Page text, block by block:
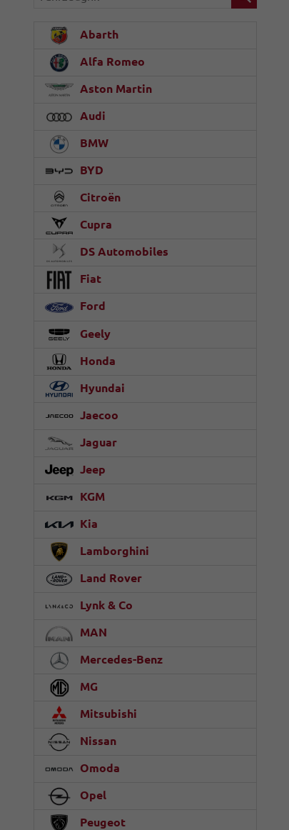
Abarth
Alfa Romeo
Aston Martin
Audi
BMW
BYD
Citroën
Cupra
DS Automobiles
Fiat
Ford
Geely
Honda
Hyundai
Jaecoo
Jaguar
Jeep
KGM
Kia
Lamborghini
Land Rover
Lynk & Co
MAN
Mercedes-Benz
MG
Mitsubishi
Nissan
Omoda
Opel
Peugeot